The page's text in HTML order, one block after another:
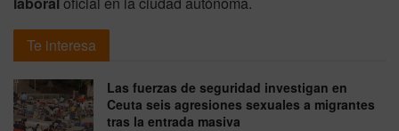
Te interesa
Las fuerzas de seguridad investigan en
Ceuta seis agresiones sexuales a migrantes
tras la entrada masiva